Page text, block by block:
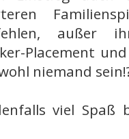
außer
Placement
niemand
viel Spaß